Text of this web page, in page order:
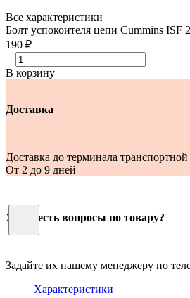
Все характеристики
Болт успокоителя цепи Cummins ISF
190 ₽
В корзину
Доставка
Доставка до терминала
От 2 до 9 дней
У Вас есть вопросы по товару?
Задайте их нашему менеджеру по
Характеристики